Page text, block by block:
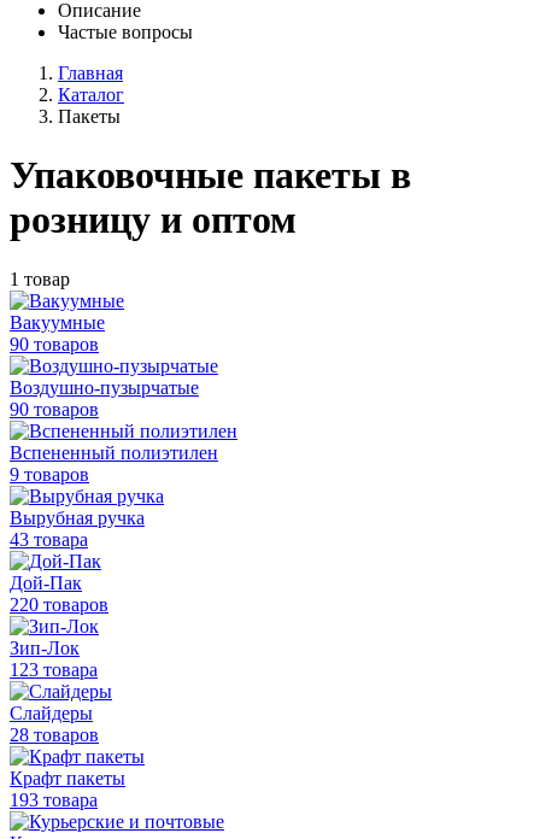
Описание
Частые вопросы
Главная
Каталог
Пакеты
Упаковочные пакеты в
розницу и оптом
1 товар
Вакуумные
90 товаров
Воздушно-пузырчатые
90 товаров
Вспененный полиэтилен
9 товаров
Вырубная ручка
43 товара
Дой-Пак
220 товаров
Зип-Лок
123 товара
Слайдеры
28 товаров
Крафт пакеты
193 товара